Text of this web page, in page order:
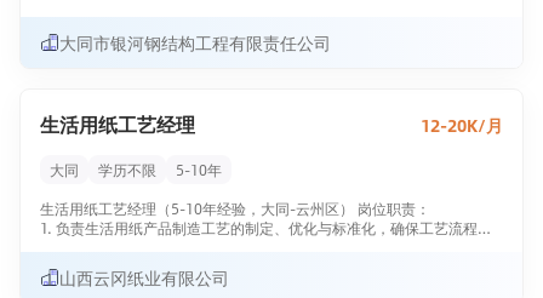
大同市银河钢结构工程有限责任公司
生活用纸工艺经理 12-20K/月
大同 学历不限
5-10年
生活用纸工艺经理（5-10年经验，大同-云州区） 岗位职责：
1. 负责生活用纸产品制造工艺的制定、优化与标准化，确保工艺流程科
2. 编制并更新工艺规程、作业指导书等技术文件，指导生产团队规范操
作；山西云冈纸业有限公司